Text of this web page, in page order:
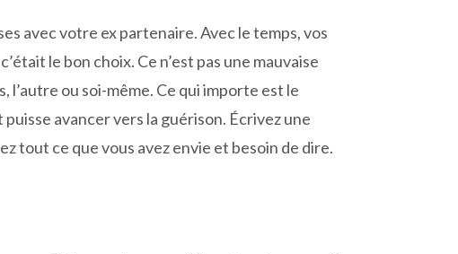
avec votre ex partenaire. Avec le temps, vos
le bon choix. Ce n’est pas une mauvaise
l’autre ou soi-même. Ce qui importe est le
puisse avancer vers la guérison. Écrivez une
tout ce que vous avez envie et besoin de dire.